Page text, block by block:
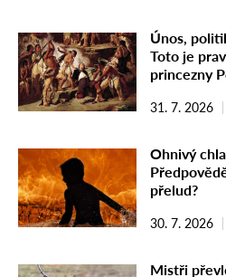
Únos,
Toto je
princezny
31. 7. 2026
Ohnivý
přelud?
30. 7. 2026
Mistři